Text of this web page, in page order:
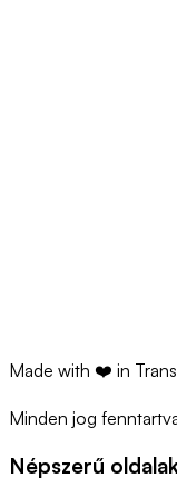
Made with ❤️ in
Minden jog
Népszerű